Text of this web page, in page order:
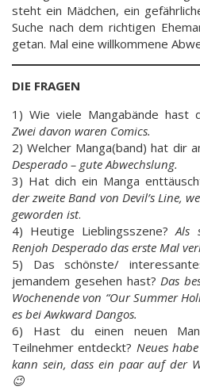
steht ein Mädchen, ein
Suche nach dem richtigen
getan. Mal eine willkommene
DIE FRAGEN
1) Wie viele Mangabände hast
Zwei davon waren Comics.
2) Welcher Manga(band) hat dir
Desperado – gute Abwechslung.
3) Hat dich ein Manga
der zweite Band von Devil’s Line,
geworden ist.
4) Heutige Lieblingsszene?Als
Renjoh Desperado das erste Mal
5) Das schönste/
jemandem gesehen hast?Das
Wochenende von “Our Summer
es bei Awkward Dangos.
6) Hast du einen neuen
Teilnehmer entdeckt? Neues
kann sein, dass ein paar auf der
😉